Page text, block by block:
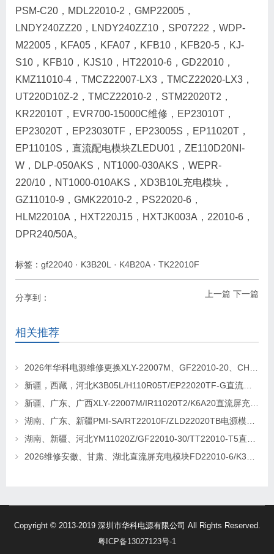
PSM-C20，MDL22010-2，GMP22005，
LNDY240ZZ20，LNDY240ZZ10，SP07222，WDP-
M22005，KFA05，KFA07，KFB10，KFB20-5，KJ-
S10，KFB10，KJS10，HT22010-6，GD22010，
KMZ11010-4，TMCZ22007-LX3，TMCZ22020-LX3，
UT220D10Z-2，TMCZ22010-2，STM22020T2，
KR22010T，EVR700-15000C维修，EP23010T，
EP23020T，EP23030TF，EP23005S，EP11020T，
EP11010S，直流配电模块ZLEDU01，ZE110D20NI-
W，DLP-050AKS，NT1000-030AKS，WEPR-
220/10，NT1000-010AKS，XD3B10L充电模块，
GZ11010-9，GMK22010-2，PS22020-6，
HLM22010A，HXT220J15，HXTJK003A，22010-6，
DPR240/50A。
标签： gf22040 · K3B20L · K4B20A · TK22010F
上一篇 下一篇
分享到：
相关推荐
2026年华科电源维修更换XLY-22007M、GF22010-20、CHR-22020直流屏充电模块
新疆，西藏，河北K3B05L/H110R05T/EP22020TF-G直流屏充电模块维修更换
新疆、广东、广西XLY-22007M/IR11020T2/K6A20直流屏充电模块维修更换
湖南、广东、新疆PMI-SA/RT22010F/ZLD22020TB电源模块维修更换
湖南、新疆、河北YM11020Z/GF22010-30/TT22010-T5直流屏充电模块维修更换
2026维修安徽、甘肃、湖北直流屏充电模块FD22010-6/K3B20L/GF22010-10
Copyright © 2013-2019 深圳市华科电源有限公司 All Rights Reserved.
粤ICP备13027123号-1